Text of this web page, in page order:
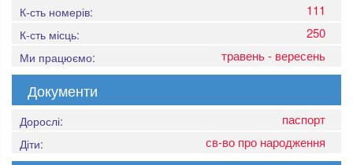
К-сть номерів: 111
К-сть місць: 250
Ми працюємо: травень - вересень
Документи
Дорослі: паспорт
Діти: св-во про народження